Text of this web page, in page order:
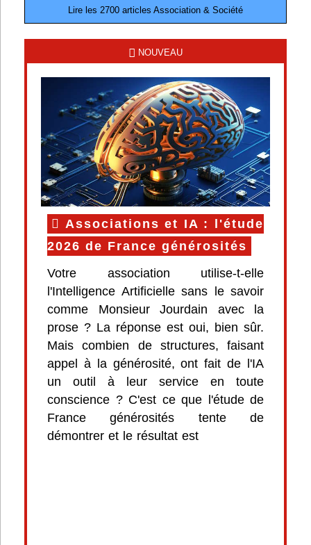
Lire les 2700 articles Association & Société
NOUVEAU
Associations et IA : l'étude
2026 de France générosités
Votre association utilise-t-elle
l'Intelligence Artificielle sans le savoir
comme Monsieur Jourdain avec la
prose ? La réponse est oui, bien sûr.
Mais combien de structures, faisant
appel à la générosité, ont fait de l'IA
un outil à leur service en toute
conscience ? C'est ce que l'étude de
France générosités tente de
démontrer et le résultat est